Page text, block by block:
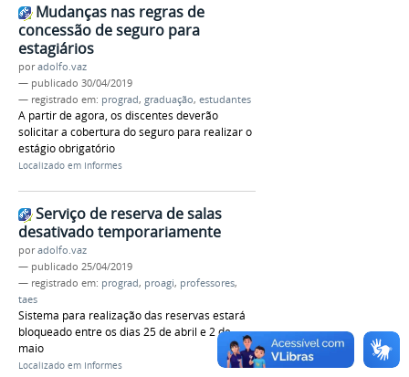
Mudanças nas regras de
concessão de seguro para
estagiários
poradolfo.vaz
— publicado 30/04/2019
— registrado em: prograd, graduação, estudantes
A partir de agora, os discentes deverão
solicitar a cobertura do seguro para realizar o
estágio obrigatório
Localizado em Informes
Serviço de reserva de salas
desativado temporariamente
poradolfo.vaz
— publicado 25/04/2019
— registrado em: prograd, proagi, professores,
taes
Sistema para realização das reservas estará
bloqueado entre os dias 25 de abril e 2 de
maio
Localizado em Informes